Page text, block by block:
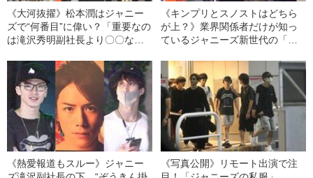
《大河抜擢》松本潤はジャニー
ズで“何番目”に偉い？「重要なの
は滝沢秀明副社長より〇〇なこ
《キンプリとスノストはどちら
が上？》業界関係者だけが知っ
ているジャニーズ新世代の「人
《熱愛報道もスルー》ジャニー
《写真公開》リモート出演で注